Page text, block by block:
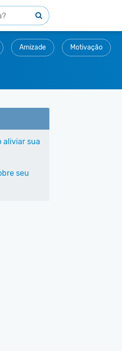
Amizade Motivação
aliviar sua
seu